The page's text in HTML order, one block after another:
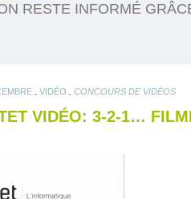
RESTE INFORMÉ
VIDÉO CONCOURS DE VIDÉOS
VIDÉO: 3-2-1…